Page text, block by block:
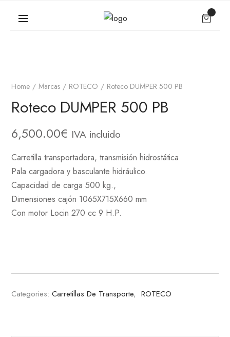
Home Marcas ROTECO Roteco DUMPER 500 PB
Roteco DUMPER 500 PB
6,500.00€ IVA incluido
Carretilla transportadora, transmisión hidrostática
Pala cargadora y basculante hidráulico.
Capacidad de carga 500 kg.,
Dimensiones cajón 1065X715X660 mm
Con motor Locin 270 cc 9 H.P.
Categories: Carretillas De Transporte, ROTECO